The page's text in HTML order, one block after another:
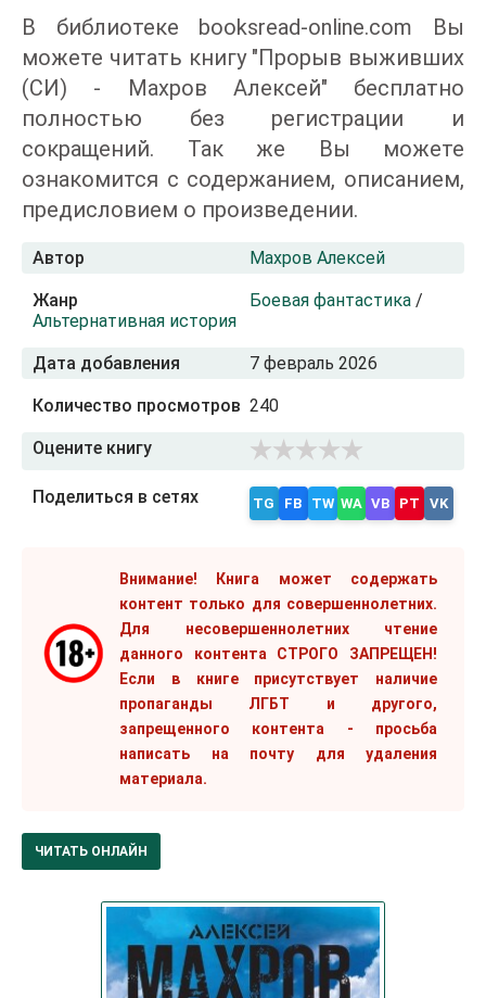
В библиотеке booksread-online.com Вы
можете читать книгу "Прорыв выживших
(СИ) - Махров Алексей" бесплатно
полностью без регистрации и
сокращений. Так же Вы можете
ознакомится с содержанием, описанием,
предисловием о произведении.
Автор Махров Алексей
Жанр Боевая фантастика /
Альтернативная история
Дата добавления 7 февраль 2026
Количество просмотров 240
Оцените книгу
Поделиться в сетях TG FB TW WA VB PT VK
Внимание! Книга может содержать
контент только для совершеннолетних.
Для несовершеннолетних чтение
данного контента СТРОГО ЗАПРЕЩЕН!
Если в книге присутствует наличие
пропаганды ЛГБТ и другого,
запрещенного контента - просьба
написать на почту для удаления
материала.
ЧИТАТЬ ОНЛАЙН